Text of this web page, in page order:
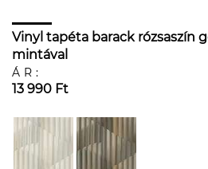
Vinyl tapéta barack rózsaszín
mintával
ÁR:
13 990 Ft